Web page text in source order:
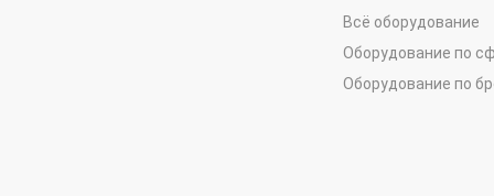
Всё оборудование
Оборудование по
Оборудование по